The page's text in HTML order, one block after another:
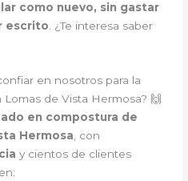
como nuevo, sin gastar
escrito . ¿Te interesa saber
en nosotros para la
de Vista Hermosa? 🙌
en compostura de
Hermosa , con
y cientos de clientes